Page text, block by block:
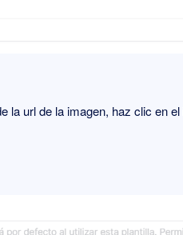
la url de la imagen, haz clic en